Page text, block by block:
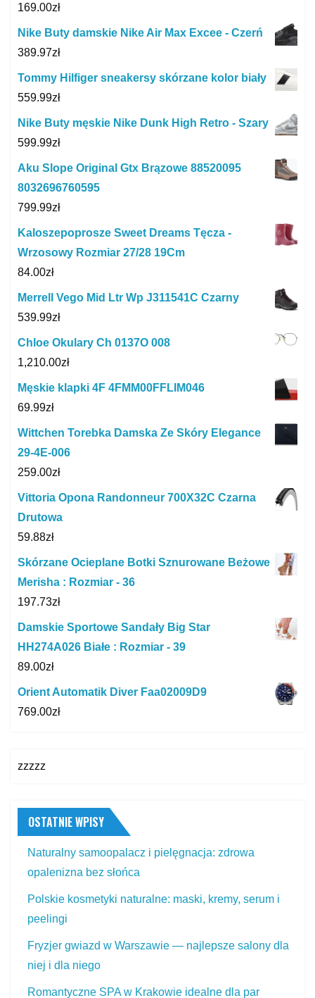
169.00zł
Nike Buty damskie Nike Air Max Excee - Czerń
389.97zł
Tommy Hilfiger sneakersy skórzane kolor biały
559.99zł
Nike Buty męskie Nike Dunk High Retro - Szary
599.99zł
Aku Slope Original Gtx Brązowe 88520095
8032696760595
799.99zł
Kaloszepoprosze Sweet Dreams Tęcza -
Wrzosowy Rozmiar 27/28 19Cm
84.00zł
Merrell Vego Mid Ltr Wp J311541C Czarny
539.99zł
Chloe Okulary Ch 0137O 008
1,210.00zł
Męskie klapki 4F 4FMM00FFLIM046
69.99zł
Wittchen Torebka Damska Ze Skóry Elegance
29-4E-006
259.00zł
Vittoria Opona Randonneur 700X32C Czarna
Drutowa
59.88zł
Skórzane Ocieplane Botki Sznurowane Beżowe
Merisha : Rozmiar - 36
197.73zł
Damskie Sportowe Sandały Big Star
HH274A026 Białe : Rozmiar - 39
89.00zł
Orient Automatik Diver Faa02009D9
769.00zł
zzzzz
OSTATNIE WPISY
Naturalny samoopalacz i pielęgnacja: zdrowa
opalenizna bez słońca
Polskie kosmetyki naturalne: maski, kremy, serum i
peelingi
Fryzjer gwiazd w Warszawie — najlepsze salony dla
niej i dla niego
Romantyczne SPA w Krakowie idealne dla par